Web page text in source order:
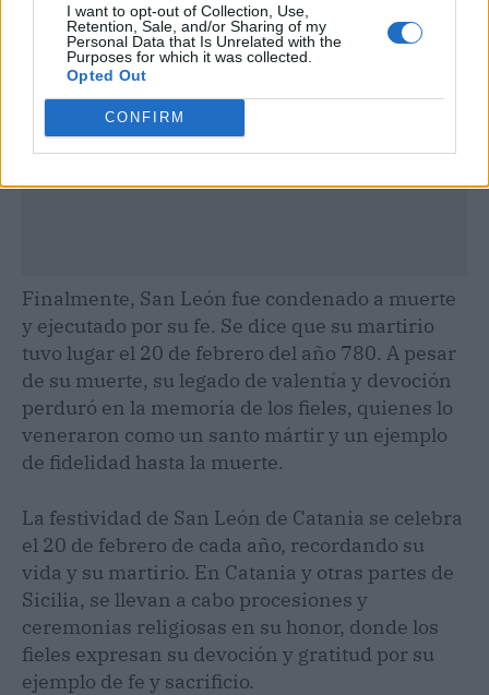
I want to opt-out of Collection, Use,
Retention, Sale, and/or Sharing of my
Personal Data that Is Unrelated with the
Purposes for which it was collected.
Opted Out
CONFIRM
Finalmente, San León fue condenado a muerte
y ejecutado por su fe. Se dice que su martirio
tuvo lugar el 20 de febrero del año 780. A pesar
de su muerte, su legado de valentía y devoción
perduró en la memoria de los fieles, quienes lo
veneraron como un santo mártir y un ejemplo
de fidelidad hasta la muerte.
La festividad de San León de Catania se celebra
el 20 de febrero de cada año, recordando su
vida y su martirio. En Catania y otras partes de
Sicilia, se llevan a cabo procesiones y
ceremonias religiosas en su honor, donde los
fieles expresan su devoción y gratitud por su
ejemplo de fe y sacrificio.